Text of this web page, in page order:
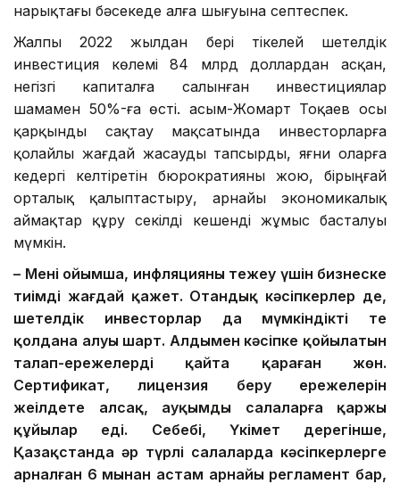
нарықтағы бәсекеде алға шығуына септеспек.
Жалпы 2022 жылдан бері тікелей шетелдік
инвестиция көлемі 84 млрд доллардан асқан,
негізгі капиталға салынған инвестициялар
шамамен 50%-ға өсті. Қасым-Жомарт Тоқаев осы
қарқынды сақтау мақсатында инвесторларға
қолайлы жағдай жасауды тапсырды, яғни оларға
кедергі келтіретін бюрократияны жою, бірыңғай
орталық қалыптастыру, арнайы экономикалық
аймақтар құру секілді кешенді жұмыс басталуы
мүмкін.
– Менің ойымша, инфляцияны тежеу үшін бизнеске
тиімді жағдай қажет. Отандық кәсіпкерлер де,
шетелдік инвесторлар да мүмкіндікті тең
қолдана алуы шарт. Алдымен кәсіпке қойылатын
талап-ережелерді қайта қараған жөн.
Сертификат, лицензия беру ережелерін
жеңілдете алсақ, ауқымды салаларға қаржы
құйылар еді. Себебі, Үкімет дерегінше,
Қазақстанда әр түрлі салаларда кәсіпкерлерге
арналған 6 мыңнан астам арнайы регламент бар,